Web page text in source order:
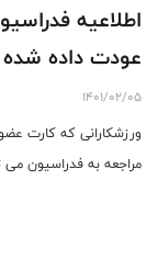
اطلاعیه
عودت داده
1401/02/05
ورزشكارانی كه كارت
مراجعه به فدراسیون می